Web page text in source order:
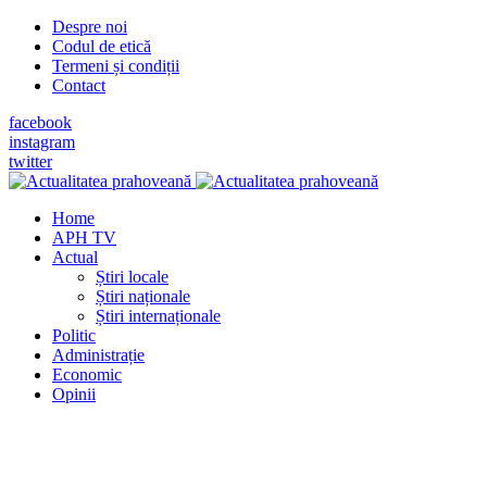
Despre noi
Codul de etică
Termeni și condiții
Contact
facebook
instagram
twitter
Home
APH TV
Actual
Știri locale
Știri naționale
Știri internaționale
Politic
Administrație
Economic
Opinii